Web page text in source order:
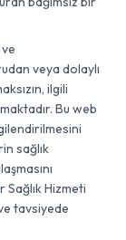
veya dolaylı
ilgili
Bu web
sağlık
Hizmeti
tavsiyede